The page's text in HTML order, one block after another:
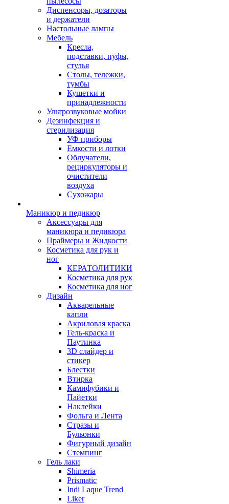
Диспенсоры, дозаторы
и держатели
Настольные лампы
Мебель
Кресла,
подставки, пуфы,
стулья
Столы, тележки,
тумбы
Кушетки и
принадлежности
Ультрозвуковые мойки
Дезинфекция и
стерилизация
УФ приборы
Емкости и лотки
Облучатели,
рециркуляторы и
очистители
воздуха
Сухожары
Маникюр и педикюр
Аксессуары для
маникюра и педикюра
Праймеры и Жидкости
Косметика для рук и
ног
КЕРАТОЛИТИКИ
Косметика для рук
Косметика для ног
Дизайн
Акварельные
капли
Акриловая краска
Гель-краска и
Паутинка
3D слайдер и
стикер
Блестки
Втирка
Камифубики и
Пайетки
Наклейки
Фольга и Лента
Стразы и
Бульонки
Фигурный дизайн
Стемпинг
Гель лаки
Shimeria
Prismatic
Indi Laque Trend
Liker